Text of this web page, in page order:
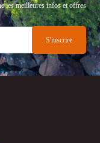
les meilleures infos et offres